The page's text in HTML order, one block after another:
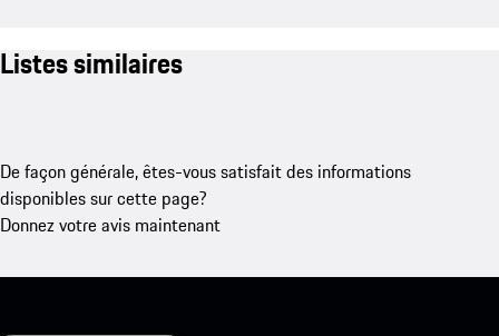
Listes similaires
De façon générale, êtes-vous satisfait des informations
disponibles sur cette page?
Donnez votre avis maintenant